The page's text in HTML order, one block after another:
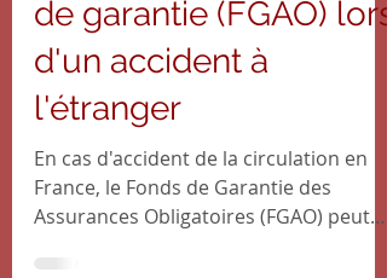
Compétence du fonds
de garantie (FGAO) lors
d'un accident à
l'étranger
En cas d'accident de la circulation en